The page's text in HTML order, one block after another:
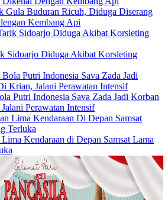
Gula Buduran Ricuh, Diduga Diserang
Kembang Api
Sidoarjo Diduga Akibat Korsleting
Putri Indonesia Sava Zada Jadi Korban
Perawatan Intensif
Kendaraan di Depan Samsat Lama